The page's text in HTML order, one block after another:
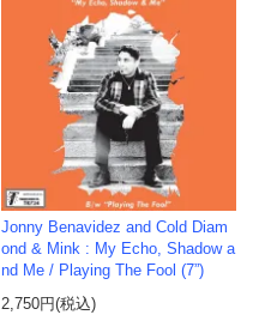
Jonny Benavidez and Cold Diam
ond & Mink : My Echo, Shadow a
nd Me / Playing The Fool (7”)
2,750円(税込)